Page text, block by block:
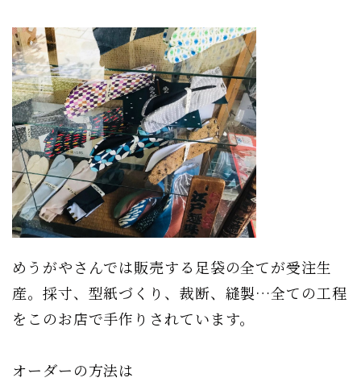
めうがやさんでは販売する足袋の全てが受注生
産。採寸、型紙づくり、裁断、縫製…全ての工程
をこのお店で手作りされています。
オーダーの方法は